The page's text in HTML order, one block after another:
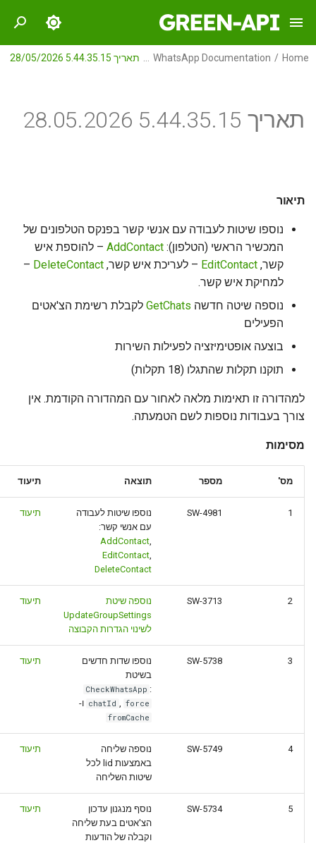
I
l
a
c
Home
WhatsApp Documentation תאריך 5.44.35.15 28/05/2026
GREEN-API: WABA
GREEN-API: Marketing
GREEN-API: Telegram
מסימות
תאריך 5.44.35.15 28.05.2026
תיאור
נוספו שיטות לעבודה עם אנשי קשר בפנקס הטלפונים של
המכשיר הראשי (הטלפון): AddContact – להוספת איש
קשר, EditContact – לעריכת איש קשר, DeleteContact
–
למחיקת איש קשר.
נוספה שיטה חדשה GetChats לקבלת רשימת הצ'אטים
הפעילים
בוצעה אופטימיזציה לפעילות השירות
תוקנו תקלות שהתגלו (18 תקלות)
למהדורה זו תאימות מלאה לאחור עם המהדורה הקודמת. אין
צורך בעבודות נוספות לשם הטמעתה.
מסימות
מס' מספר תוצאה תיעוד
1
SW-4981
נוספו שיטות לעבודה
עם אנשי קשר:
AddContact,
EditContact,
DeleteContact
תיעוד
2
SW-3713
נוספה שיטת
UpdateGroupSettings
לשינוי הגדרות הקבוצה
תיעוד
3
SW-5738
נוספו שדות חדשים
בשיטת
CheckWhatsApp :
chatId , force ו-
fromCache
תיעוד
4
SW-5749
נוספה שליחה
באמצעות lid לכל
שיטות השליחה
תיעוד
5
SW-5734
נוסף מנגנון עדכון
הצ'אטים בעת שליחה
וקבלה של הודעות
תיעוד